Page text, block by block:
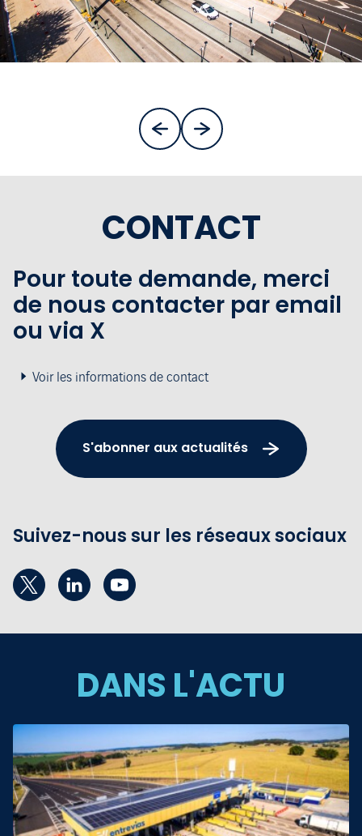
DANS L'ACTU
CONTACT
Pour toute demande, merci
de nous contacter par email
ou via X
Voir les informations de contact
S'abonner aux actualités
Suivez-nous sur les réseaux sociaux